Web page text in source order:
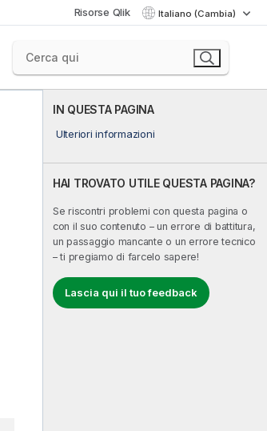
Risorse Qlik Italiano (Cambia)
IN QUESTA PAGINA
Ulteriori informazioni
HAI TROVATO UTILE QUESTA PAGINA?
Se riscontri problemi con questa pagina o
con il suo contenuto – un errore di battitura,
un passaggio mancante o un errore tecnico
– ti pregiamo di farcelo sapere!
Lascia qui il tuo feedback